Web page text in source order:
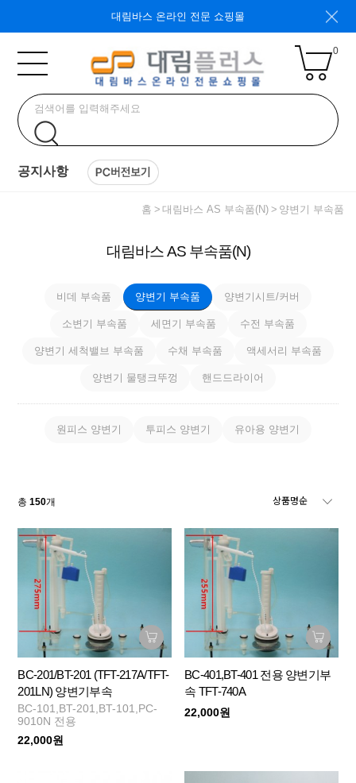
대림바스 온라인 전문 쇼핑몰
0
공지사항
홈 대림바스 AS 부속품(N) 양변기 부속품
대림바스 AS 부속품(N)
비데 부속품 양변기 부속품 양변기시트/커버
소변기 부속품 세면기 부속품 수전 부속품
양변기 세척밸브 부속품 수채 부속품 액세서리 부속품
양변기 물탱크뚜껑 핸드드라이어
원피스 양변기 투피스 양변기 유아용 양변기
총150개
BC-201/BT-201 (TFT-217A/TFT-
201LN) 양변기부속
BC-101,BT-201,BT-101,PC-
9010N 전용
22,000원
BC-401,BT-401 전용 양변기부
속 TFT-740A
22,000원